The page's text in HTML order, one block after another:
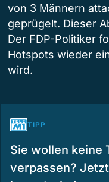
von 3 Männern
geprügelt. Dieser
Der FDP-Politiker
Hotspots wieder
wird.
TIPP
Sie wollen keine
verpassen?